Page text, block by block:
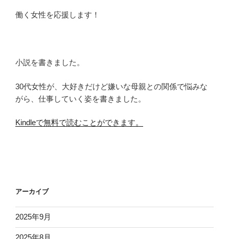
働く女性を応援します！
小説を書きました。
30代女性が、大好きだけど嫌いな母親との関係で悩みな
がら、仕事していく姿を書きました。
Kindleで無料で読むことができます。
アーカイブ
2025年9月
2025年8月